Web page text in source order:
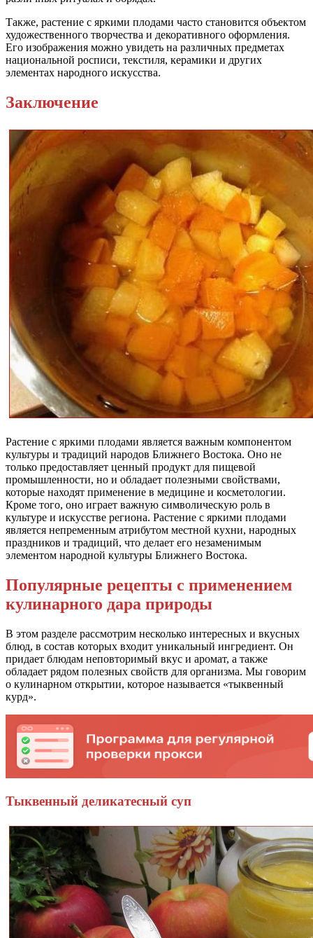
Также, растение с яркими плодами часто становится объектом
художественного творчества и декоративного оформления.
Его изображения можно увидеть на различных предметах
национальной росписи, текстиля, керамики и других
элементах народного искусства.
Заключение
Растение с яркими плодами является важным компонентом
культуры и традиций народов Ближнего Востока. Оно не
только предоставляет ценный продукт для пищевой
промышленности, но и обладает полезными свойствами,
которые находят применение в медицине и косметологии.
Кроме того, оно играет важную символическую роль в
культуре и искусстве региона. Растение с яркими плодами
является непременным атрибутом местной кухни, народных
праздников и традиций, что делает его незаменимым
элементом народной культуры Ближнего Востока.
Популярные рецепты с применением
кулинарного дара природы
В этом разделе рассмотрим несколько интересных и вкусных
блюд, в состав которых входит уникальный ингредиент. Он
придает блюдам неповторимый вкус и аромат, а также
обладает рядом полезных свойств для организма. Мы говорим
о кулинарном открытии, которое называется «тыквенный
курд».
Тыквенный деликатесный суп